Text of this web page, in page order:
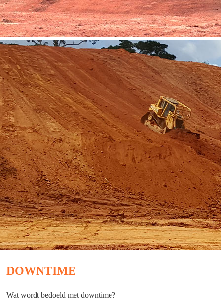
DOWNTIME
Wat wordt bedoeld met downtime?